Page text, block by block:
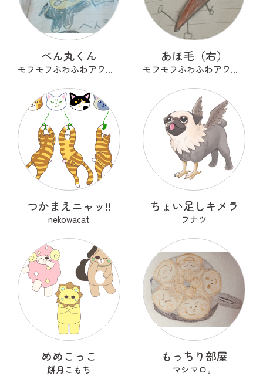
べん丸くん
モフモフふわふわアワアワ
あほ毛（右）
モフモフふわふわアワアワ
つかまえニャッ!!
nekowacat
ちょい足しキメラ
フナツ
めめこっこ
餅月こもち
もっちり部屋
マシマロ。